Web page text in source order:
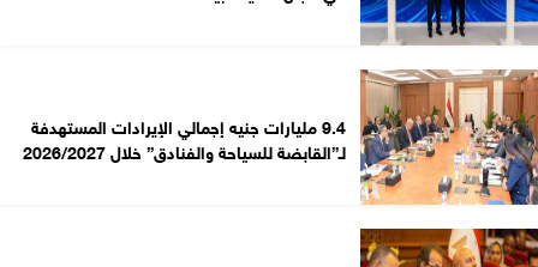
9.4 مليارات جنيه إجمالي الإيرادات المستهدفة
لـ”القابضة للسياحة والفنادق” خلال 2026/2027